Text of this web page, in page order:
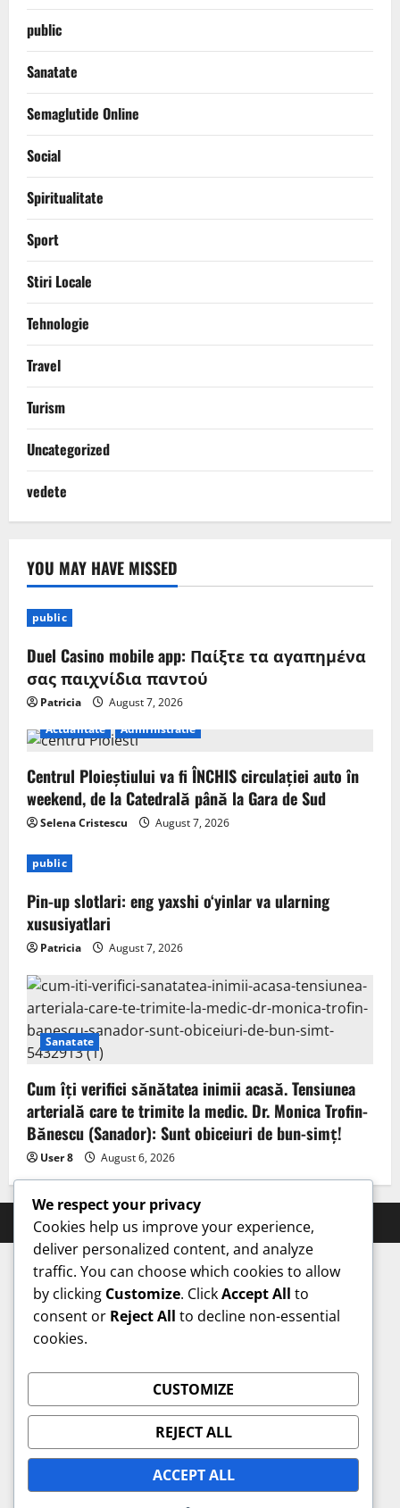
public
Sanatate
Semaglutide Online
Social
Spiritualitate
Sport
Stiri Locale
Tehnologie
Travel
Turism
Uncategorized
vedete
YOU MAY HAVE MISSED
public
Duel Casino mobile app: Παίξτε τα αγαπημένα
σας παιχνίδια παντού
Patricia
August 7, 2026
Actualitate
Administratie
Centrul Ploieștiului va fi ÎNCHIS circulației auto în
weekend, de la Catedrală până la Gara de Sud
Selena Cristescu August 7, 2026
public
Pin-up slotlari: eng yaxshi o‘yinlar va ularning
xususiyatlari
Patricia August 7, 2026
Sanatate
Cum îți verifici sănătatea inimii acasă. Tensiunea
arterială care te trimite la medic. Dr. Monica Trofin-
Bănescu (Sanador): Sunt obiceiuri de bun-simț!
User 8 August 6, 2026
Prahova Express © All rights reserved.
We respect your privacy
Cookies help us improve your experience,
deliver personalized content, and analyze
traffic. You can choose which cookies to allow
by clicking Customize. ClickAccept All to
consent or Reject All to decline non-essential
cookies.
CUSTOMIZE
REJECT ALL
ACCEPT ALL